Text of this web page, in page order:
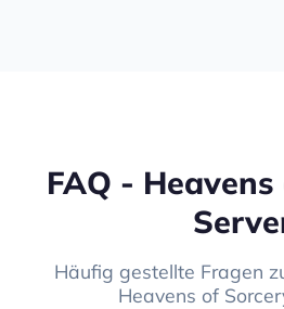
FAQ -
Häufig gestellte Fragen
Heavens of